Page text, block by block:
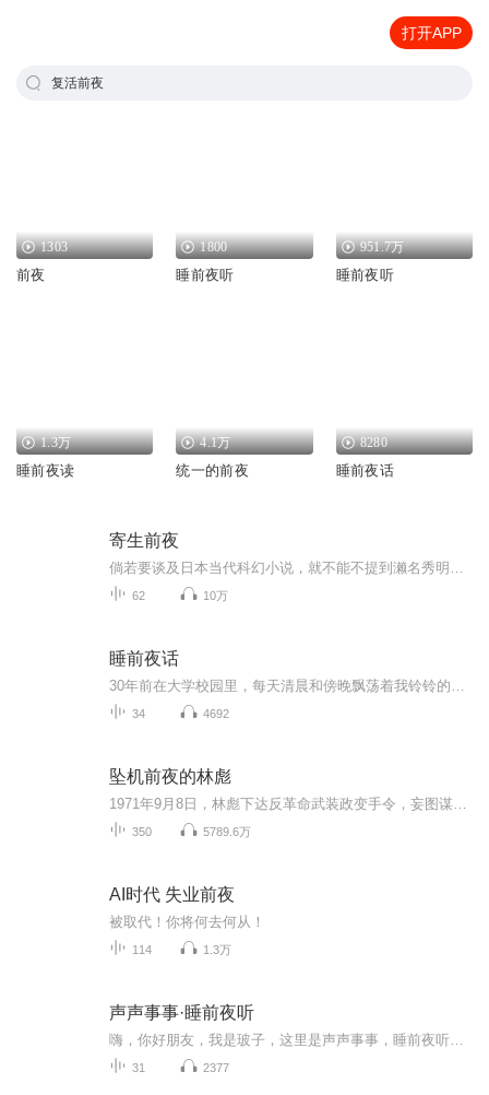
打开APP
复活前夜
1303
前夜
1800
睡前夜听
951.7万
睡前夜听
1.3万
睡前夜读
4.1万
统一的前夜
8280
睡前夜话
寄生前夜
62 10万
睡前夜话
34 4692
坠机前夜的林彪
350 5789.6万
AI时代 失业前夜
被取代！你将何去何从！
114 1.3万
声声事事·睡前夜听
31 2377